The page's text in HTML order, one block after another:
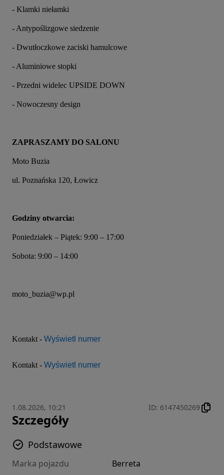
- Klamki niełamki
- Antypoślizgowe siedzenie
- Dwutłoczkowe zaciski hamulcowe
- Aluminiowe stopki
- Przedni widelec UPSIDE DOWN
- Nowoczesny design
ZAPRASZAMY DO SALONU
Moto Buzia
ul. Poznańska 120, Łowicz
Godziny otwarcia:
Poniedziałek – Piątek: 9:00 – 17:00
Sobota: 9:00 – 14:00
moto_buzia@wp.pl
Kontakt - Wyświetl numer
Kontakt - Wyświetl numer
1.08.2026, 10:21 ID: 6147450269
Szczegóły
Podstawowe
Marka pojazdu Berreta